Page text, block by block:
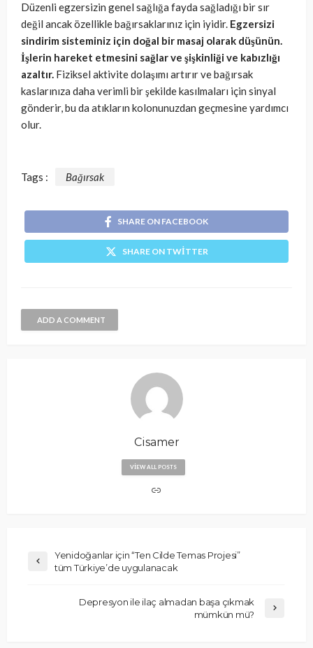
Düzenli egzersizin genel sağlığa fayda sağladığı bir sır
değil ancak özellikle bağırsaklarınız için iyidir. Egzersizi
sindirim sisteminiz için doğal bir masaj olarak düşünün.
İşlerin hareket etmesini sağlar ve şişkinliği ve kabızlığı
azaltır. Fiziksel aktivite dolaşımı artırır ve bağırsak
kaslarınıza daha verimli bir şekilde kasılmaları için sinyal
gönderir, bu da atıkların kolonunuzdan geçmesine yardımcı
olur.
Tags : Bağırsak
SHARE ON FACEBOOK
SHARE ON TWITTER
ADD A COMMENT
Cisamer
VIEW ALL POSTS
Yenidoğanlar için “Ten Cilde Temas Projesi”
tüm Türkiye’de uygulanacak
Depresyon ile ilaç almadan başa çıkmak
mümkün mü?